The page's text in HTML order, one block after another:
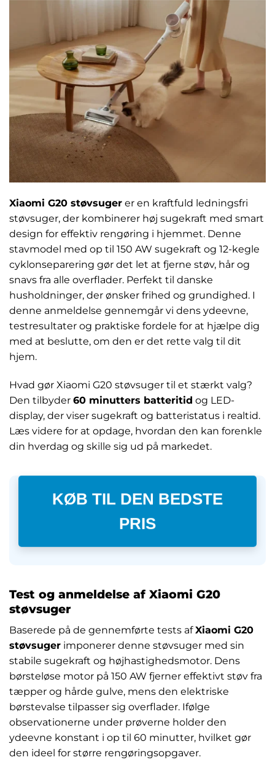
Xiaomi G20 støvsuger er en kraftfuld ledningsfri
støvsuger, der kombinerer høj sugekraft med smart
design for effektiv rengøring i hjemmet. Denne
stavmodel med op til 150 AW sugekraft og 12-kegle
cyklonseparering gør det let at fjerne støv, hår og
snavs fra alle overflader. Perfekt til danske
husholdninger, der ønsker frihed og grundighed. I
denne anmeldelse gennemgår vi dens ydeevne,
testresultater og praktiske fordele for at hjælpe dig
med at beslutte, om den er det rette valg til dit
hjem.
Hvad gør Xiaomi G20 støvsuger til et stærkt valg?
Den tilbyder 60 minutters batteritid og LED-
display, der viser sugekraft og batteristatus i realtid.
Læs videre for at opdage, hvordan den kan forenkle
din hverdag og skille sig ud på markedet.
KØB TIL DEN BEDSTE
PRIS
Test og anmeldelse af Xiaomi G20
støvsuger
Baserede på de gennemførte tests afXiaomi G20
støvsuger imponerer denne støvsuger med sin
stabile sugekraft og højhastighedsmotor. Dens
børsteløse motor på 150 AW fjerner effektivt støv fra
tæpper og hårde gulve, mens den elektriske
børstevalse tilpasser sig overflader. Ifølge
observationerne under prøverne holder den
ydeevne konstant i op til 60 minutter, hvilket gør
den ideel for større rengøringsopgaver.